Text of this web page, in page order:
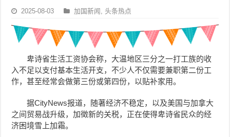
2025-08-03 加国新闻 ,头条热点
卑诗省生活工资协会称，大温地区三分之一打工族的收
入不足以支付基本生活开支，不少人不仅需要兼职第二份工
作，甚至经常会做第三份或第四份，以贴补家用。
据CityNews报道，随著经济不稳定，以及美国与加拿大
之间贸易战升级，加徵新的关税，正在使得卑诗省民众的经
济困境雪上加霜。